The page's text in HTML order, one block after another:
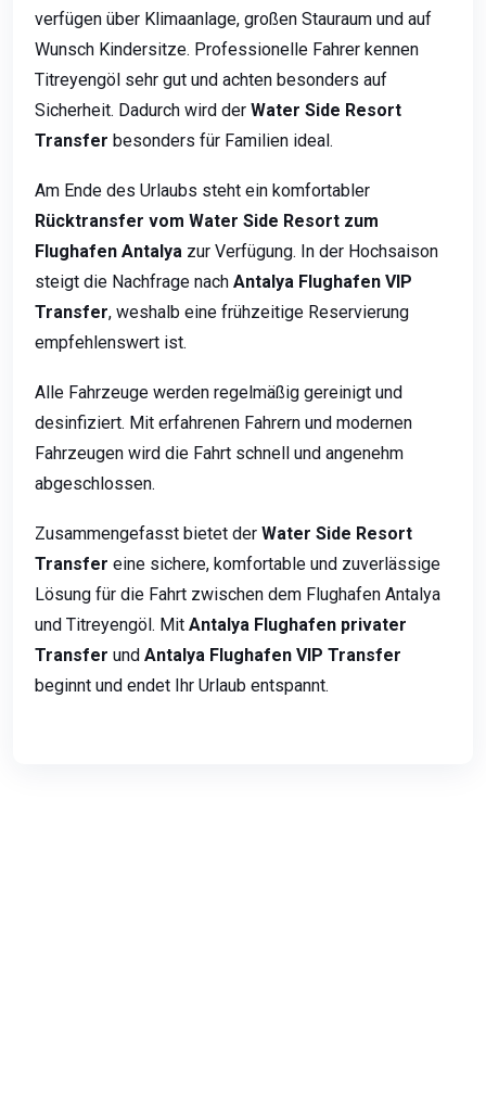
verfügen über Klimaanlage, großen Stauraum und auf
Wunsch Kindersitze. Professionelle Fahrer kennen
Titreyengöl sehr gut und achten besonders auf
Sicherheit. Dadurch wird der Water Side Resort
Transfer besonders für Familien ideal.
Am Ende des Urlaubs steht ein komfortabler
Rücktransfer vom Water Side Resort zum
Flughafen Antalya zur Verfügung. In der Hochsaison
steigt die Nachfrage nach Antalya Flughafen VIP
Transfer, weshalb eine frühzeitige Reservierung
empfehlenswert ist.
Alle Fahrzeuge werden regelmäßig gereinigt und
desinfiziert. Mit erfahrenen Fahrern und modernen
Fahrzeugen wird die Fahrt schnell und angenehm
abgeschlossen.
Zusammengefasst bietet der Water Side Resort
Transfer eine sichere, komfortable und zuverlässige
Lösung für die Fahrt zwischen dem Flughafen Antalya
und Titreyengöl. Mit Antalya Flughafen privater
Transfer und Antalya Flughafen VIP Transfer
beginnt und endet Ihr Urlaub entspannt.